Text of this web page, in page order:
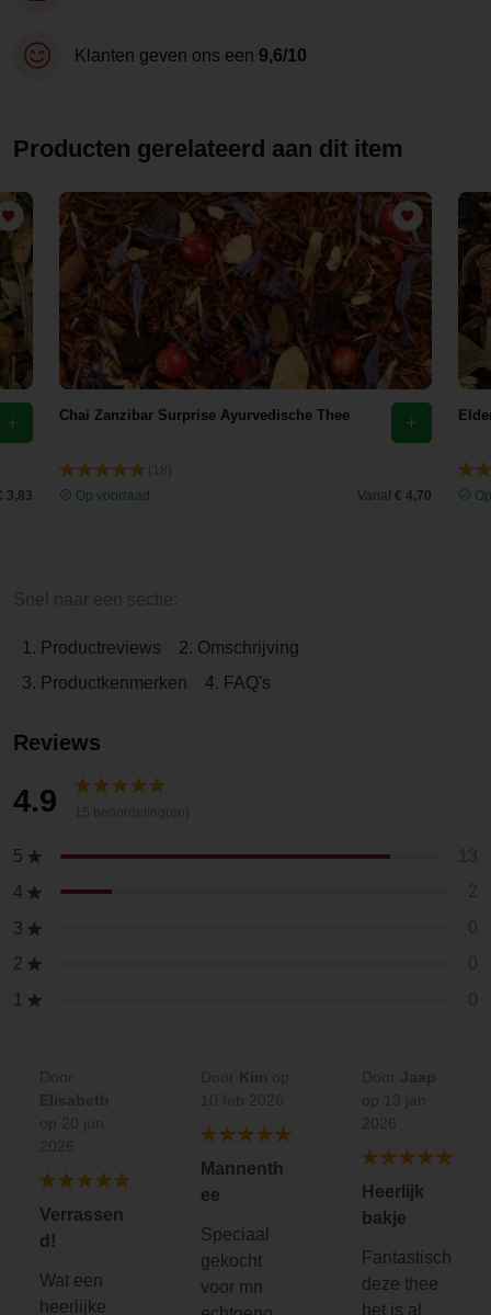
Klanten geven ons een 9,6/10
Producten gerelateerd aan dit item
3,83
Chai Zanzibar Surprise Ayurvedische Thee
Op voorraad
Vanaf € 4,70
1. Productreviews
2. Omschrijving
3. Productkenmerken
4. FAQ's
Reviews
4.9
5
4
3
2
1
Verrassen
d!
Wat een
heerlijke
Mannenth
ee
Speciaal
gekocht
voor mn
Heerlijk
bakje
Fantastisch
deze thee
het is al